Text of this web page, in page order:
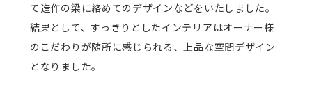
て造作の梁に絡めてのデザインなどをいたしました。
結果として、すっきりとしたインテリアはオーナー様
のこだわりが随所に感じられる、上品な空間デザイン
となりました。